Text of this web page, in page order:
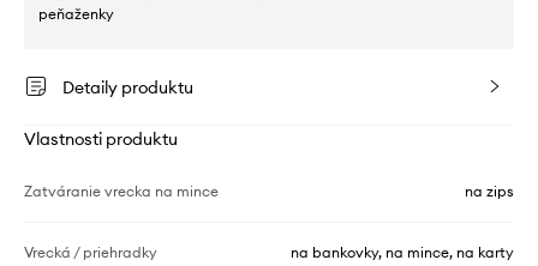
peňaženky
Detaily produktu
Vlastnosti produktu
Zatváranie vrecka na mince na zips
Vrecká / priehradky na bankovky, na mince, na karty